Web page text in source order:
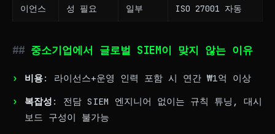
이언스
성 필요
일부
ISO 27001 자동
중소기업에서 글로벌 SIEM이 맞지 않는 이유
비용: 라이선스+운영 인력 포함 시 연간 ₩1억 이상
복잡성 : 전담 SIEM 엔지니어 없이는 규칙 튜닝, 대시
보드 구성이 불가능